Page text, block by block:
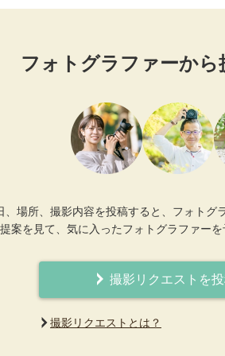
フォトグラファーから
、場所、撮影内容を投稿すると、フォトグ
提案を見て、気に入ったフォトグラファーを
撮影リクエストを
撮影リクエストとは？